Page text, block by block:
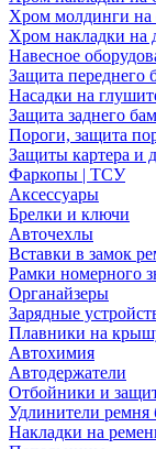
Хром молдинги на
Хром накладки на
Навесное
Защита переднего
Насадки на
Защита заднего
Пороги, защита
Защиты картера и
Фаркопы | ТСУ
Аксессуары
Брелки и ключи
Авточехлы
Вставки в замок
Рамки номерного
Органайзеры
Зарядные
Плавники на
Автохимия
Автодержатели
Отбойники и
Удлинители ремня
Накладки на